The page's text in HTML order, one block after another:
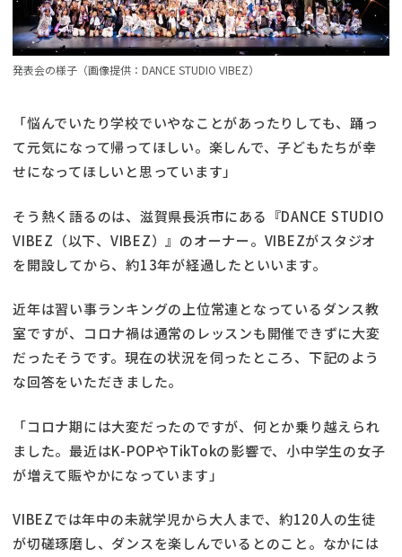
発表会の様子（画像提供：DANCE STUDIO VIBEZ）
「悩んでいたり学校でいやなことがあったりしても、踊っ
て元気になって帰ってほしい。楽しんで、子どもたちが幸
せになってほしいと思っています」
そう熱く語るのは、滋賀県長浜市にある『DANCE STUDIO
VIBEZ（以下、VIBEZ）』のオーナー。VIBEZがスタジオ
を開設してから、約13年が経過したといいます。
近年は習い事ランキングの上位常連となっているダンス教
室ですが、コロナ禍は通常のレッスンも開催できずに大変
だったそうです。現在の状況を伺ったところ、下記のよう
な回答をいただきました。
「コロナ期には大変だったのですが、何とか乗り越えられ
ました。最近はK-POPやTikTokの影響で、小中学生の女子
が増えて賑やかになっています」
VIBEZでは年中の未就学児から大人まで、約120人の生徒
が切磋琢磨し、ダンスを楽しんでいるとのこと。なかには